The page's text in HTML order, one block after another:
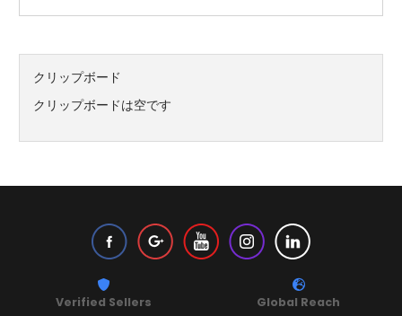
クリップボード
クリップボードは空です
Verified Sellers
Global Reach